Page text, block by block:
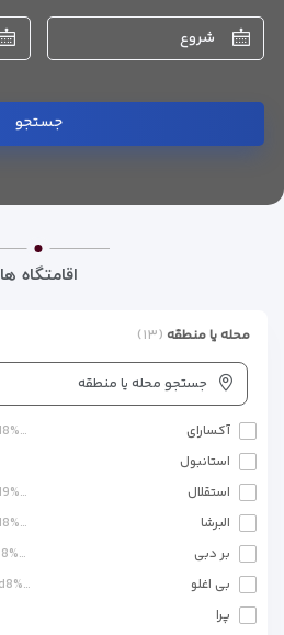
شروع
جستجو
اقامتگاه ها
محله یا منطقه (۱۳)
جستجو محله یا منطقه
آکسارای
%d8%a2%da%a9%d8%b3%d8%a7%d8%b1%d8%a7%db%8c
استانبول
استقلال
%d8%a7%d8%b3%d8%aa%d9%82%d9%84%d8%a7%d9%84
البرشا
%d8%a7%d9%84%d8%a8%d8%b1%d8%b4%d8%a7
بر دبی
%d8%a8%d8%b1 %d8%af%d8%a8%db%8c
بی اغلو
%d8%a8%db%8c %d8%a7%d8%ba%d9%84%d9%88
پرا